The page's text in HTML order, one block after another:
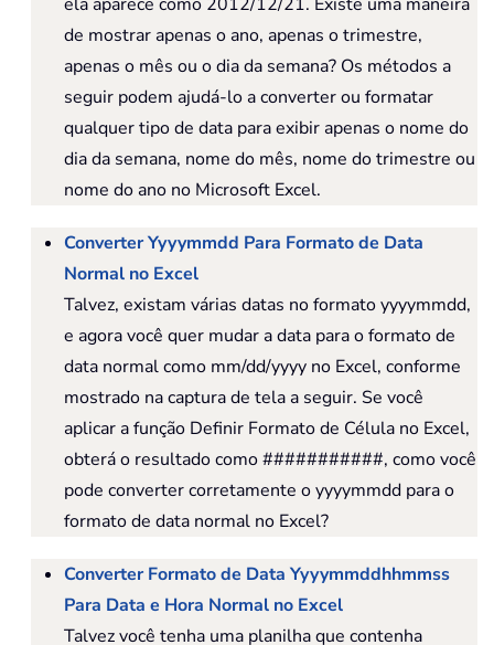
de mostrar apenas o ano, apenas o trimestre,
apenas o mês ou o dia da semana? Os métodos a
seguir podem ajudá-lo a converter ou formatar
qualquer tipo de data para exibir apenas o nome do
dia da semana, nome do mês, nome do trimestre ou
nome do ano no Microsoft Excel.
Converter Yyyymmdd Para Formato de Data
Normal no Excel
Talvez, existam várias datas no formato yyyymmdd,
e agora você quer mudar a data para o formato de
data normal como mm/dd/yyyy no Excel, conforme
mostrado na captura de tela a seguir. Se você
aplicar a função Definir Formato de Célula no Excel,
obterá o resultado como ###########, como você
pode converter corretamente o yyyymmdd para o
formato de data normal no Excel?
Converter Formato de Data Yyyymmddhhmmss
Para Data e Hora Normal no Excel
Talvez você tenha uma planilha que contenha